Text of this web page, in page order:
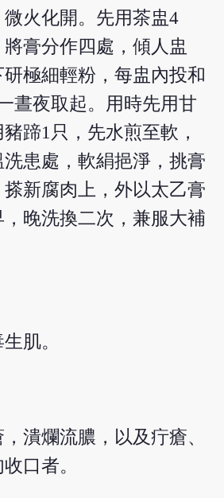
火化開。先用茶盅4
膏分作四處，傾人盅
極細輕粉，每盅內投和
晝夜取起。用時先用甘
蹄1只，先水煎至軟，
患處，軟絹挹淨，挑膏
新腐肉上，外以太乙膏
晚洗換二次，兼服大補
肌。
潰爛流膿，以及疔瘡、
口者。